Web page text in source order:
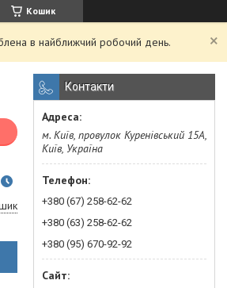
Кошик
в найближчий робочий день.
Контакти
м. Київ, провулок Куренівський 15А,
Київ, Україна
+380 (67) 258-62-62
+380 (63) 258-62-62
+380 (95) 670-92-92